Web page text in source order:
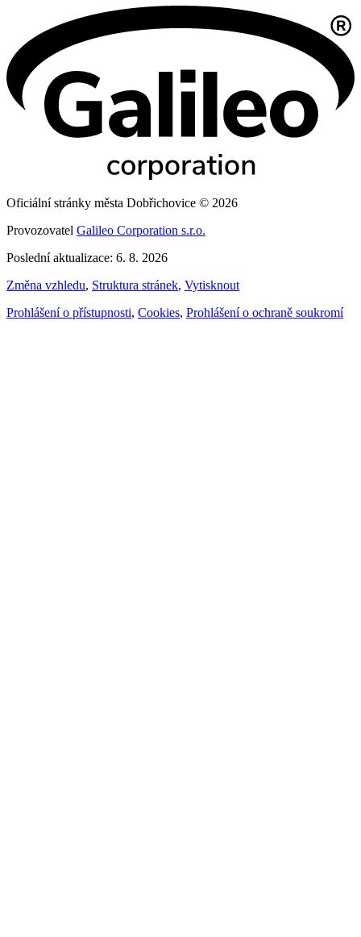
Oficiální stránky města Dobřichovice © 2026
Provozovatel Galileo Corporation s.r.o.
Poslední aktualizace: 6. 8. 2026
Změna vzhledu, Struktura stránek, Vytisknout
Prohlášení o přístupnosti, Cookies, Prohlášení o ochraně soukromí